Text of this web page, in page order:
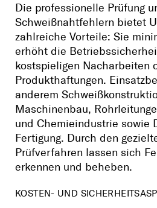
Die professionelle Prüfung
Schweißnahtfehlern bietet
zahlreiche Vorteile: Sie
erhöht die
kostspieligen Nacharbeiten
Produkthaftungen.
anderem
Maschinenbau,
und Chemieindustrie sowie
Fertigung. Durch den
Prüfverfahren lassen sich
erkennen und beheben.
KOSTEN- UND